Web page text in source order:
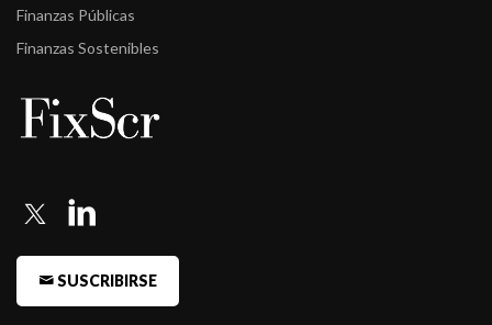
Finanzas Públicas
Finanzas Sostenibles
SUSCRIBIRSE